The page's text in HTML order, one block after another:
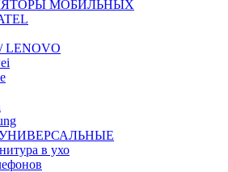
МОБИЛЬНЫХ
LENOVO
в ухо